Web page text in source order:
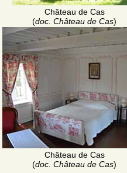
Château de Cas
(doc. Château de Cas)
Château de Cas
(doc. Château de Cas)